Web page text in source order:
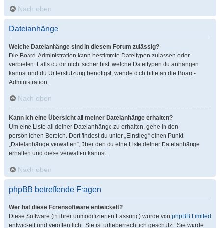
Nach oben
Dateianhänge
Welche Dateianhänge sind in diesem Forum zulässig?
Die Board-Administration kann bestimmte Dateitypen zulassen oder
verbieten. Falls du dir nicht sicher bist, welche Dateitypen du anhängen
kannst und du Unterstützung benötigst, wende dich bitte an die Board-
Administration.
Nach oben
Kann ich eine Übersicht all meiner Dateianhänge erhalten?
Um eine Liste all deiner Dateianhänge zu erhalten, gehe in den
persönlichen Bereich. Dort findest du unter „Einstieg“ einen Punkt
„Dateianhänge verwalten“, über den du eine Liste deiner Dateianhänge
erhalten und diese verwalten kannst.
Nach oben
phpBB betreffende Fragen
Wer hat diese Forensoftware entwickelt?
Diese Software (in ihrer unmodifizierten Fassung) wurde von phpBB Limited
entwickelt und veröffentlicht. Sie ist urheberrechtlich geschützt. Sie wurde